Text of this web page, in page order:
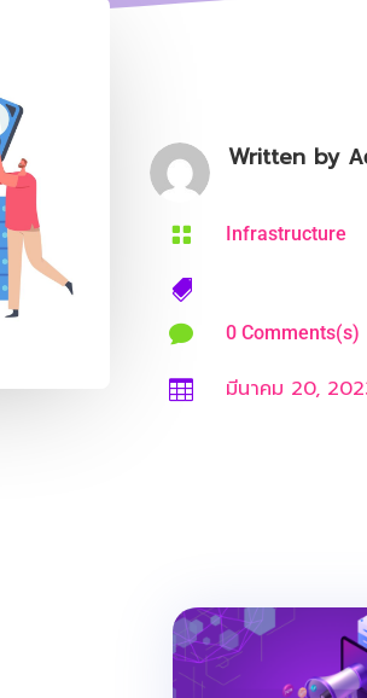
Written by
 Infrastructure


0 Comments(s)
 มีนาคม 20,